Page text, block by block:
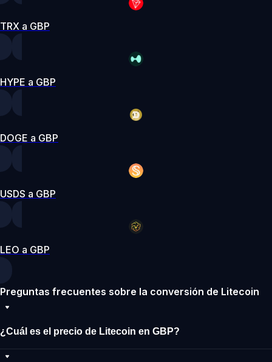
TRX a GBP
HYPE a GBP
DOGE a GBP
USDS a GBP
LEO a GBP
Preguntas frecuentes sobre la conversión de Litecoin
¿Cuál es el precio de Litecoin en GBP?